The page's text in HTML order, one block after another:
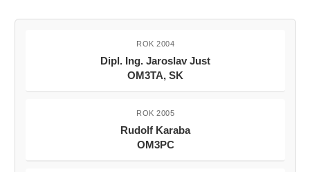
ROK 2004
Dipl. Ing. Jaroslav Just
OM3TA, SK
ROK 2005
Rudolf Karaba
OM3PC